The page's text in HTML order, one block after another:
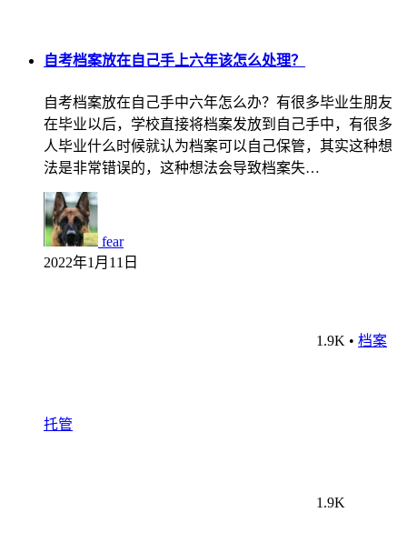
自考档案放在自己手上六年该怎么处理？
自考档案放在自己手中六年怎么办？有很多毕业生朋友
在毕业以后，学校直接将档案发放到自己手中，有很多
人毕业什么时候就认为档案可以自己保管，其实这种想
法是非常错误的，这种想法会导致档案失…
fear
2022年1月11日
1.9K • 档案
托管
1.9K